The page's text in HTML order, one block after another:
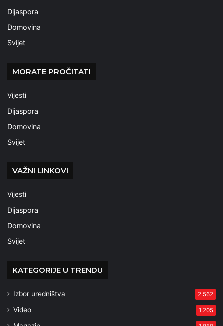
Dijaspora
Domovina
Svijet
MORATE PROČITATI
Vijesti
Dijaspora
Domovina
Svijet
VAŽNI LINKOVI
Vijesti
Dijaspora
Domovina
Svijet
KATEGORIJE U TRENDU
Izbor uredništva 2.562
Video 1.205